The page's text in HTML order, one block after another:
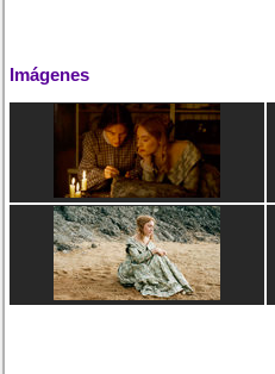
Imágenes